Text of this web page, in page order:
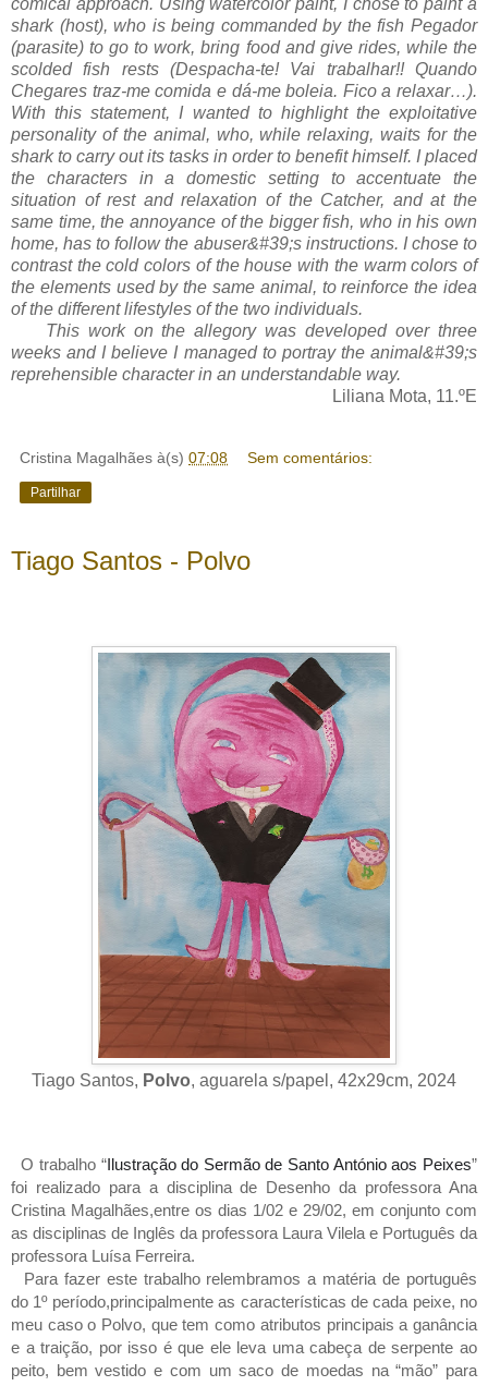
comical approach. Using watercolor paint, I chose to paint a
shark (host), who is being commanded by the fish Pegador
(parasite) to go to work, bring food and give rides, while the
scolded fish rests (Despacha-te! Vai trabalhar!! Quando
Chegares traz-me comida e dá-me boleia. Fico a relaxar…).
With this statement, I wanted to highlight the exploitative
personality of the animal, who, while relaxing, waits for the
shark to carry out its tasks in order to benefit himself. I placed
the characters in a domestic setting to accentuate the
situation of rest and relaxation of the Catcher, and at the
same time, the annoyance of the bigger fish, who in his own
home, has to follow the abuser&#39;s instructions. I chose to
contrast the cold colors of the house with the warm colors of
the elements used by the same animal, to reinforce the idea
of the different lifestyles of the two individuals.
This work on the allegory was developed over three
weeks and I believe I managed to portray the animal&#39;s
reprehensible character in an understandable way.
Liliana Mota, 11.ºE
Cristina Magalhães à(s) 07:08 Sem comentários:
Partilhar
Tiago Santos - Polvo
Tiago Santos, Polvo, aguarela s/papel, 42x29cm, 2024
O trabalho “Ilustração do Sermão de Santo António aos Peixes”
foi realizado para a disciplina de Desenho da professora Ana
Cristina Magalhães,entre os dias 1/02 e 29/02, em conjunto com
as disciplinas de Inglês da professora Laura Vilela e Português da
professora Luísa Ferreira.
Para fazer este trabalho relembramos a matéria de português
do 1º período,principalmente as características de cada peixe, no
meu caso o Polvo, que tem como atributos principais a ganância
e a traição, por isso é que ele leva uma cabeça de serpente ao
peito, bem vestido e com um saco de moedas na “mão” para